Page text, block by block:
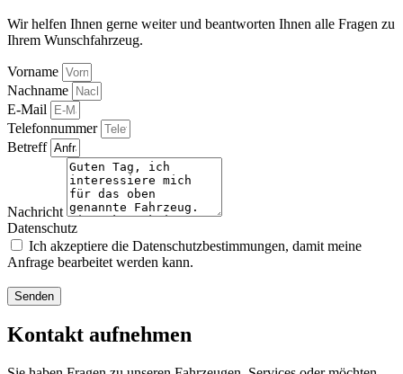
Wir helfen Ihnen gerne weiter und beantworten Ihnen alle Fragen zu
Ihrem Wunschfahrzeug.
Vorname
Nachname
E-Mail
Telefonnummer
Betreff
Nachricht
Datenschutz
Ich akzeptiere die Datenschutzbestimmungen, damit meine
Anfrage bearbeitet werden kann.
Senden
Kontakt aufnehmen